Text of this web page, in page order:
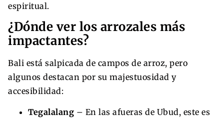
espiritual.
¿Dónde ver los arrozales más
impactantes?
Bali está salpicada de campos de arroz, pero
algunos destacan por su majestuosidad y
accesibilidad:
Tegalalang – En las afueras de Ubud, este es